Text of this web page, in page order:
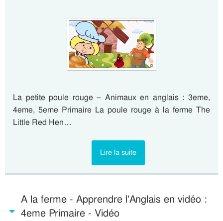
La petite poule rouge – Animaux en anglais : 3eme,
4eme, 5eme Primaire La poule rouge à la ferme The
Little Red Hen…
Lire la suite
A la ferme - Apprendre l'Anglais en vidéo :
4eme Primaire - Vidéo